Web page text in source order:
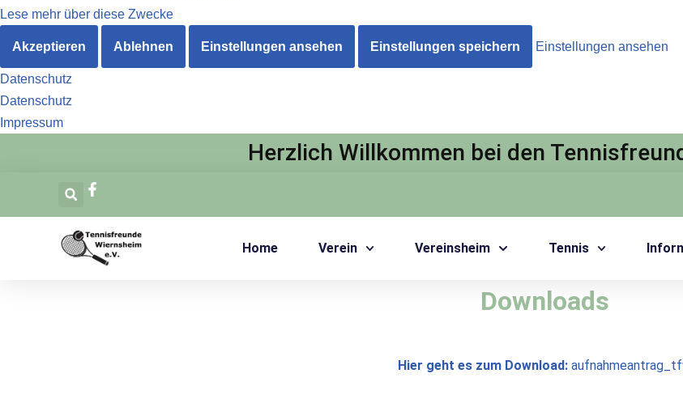
Lese mehr über diese Zwecke
Akzeptieren Ablehnen Einstellungen ansehen Einstellungen speichern Einstellungen ansehen
Datenschutz
Datenschutz
Impressum
Herzlich Willkommen bei den
Home Verein Vereinsheim Tennis
Downloads
Hier geht es zum Download: